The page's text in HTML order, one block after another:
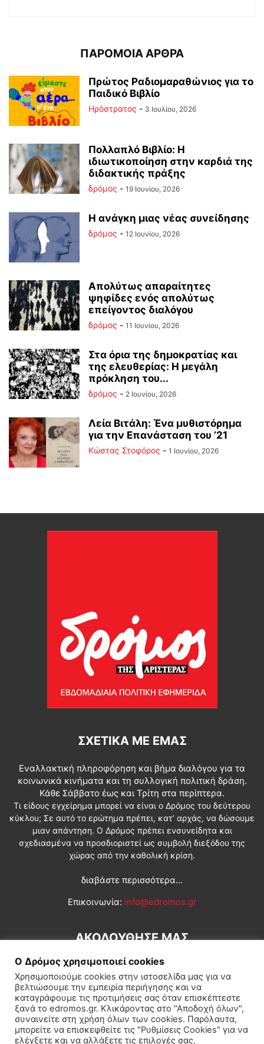
ΠΑΡΟΜΟΙΑ ΑΡΘΡΑ
Πρώτος Ραδιομαραθώνιος για το
Παιδικό Βιβλίο
Ηρόστρατος - 3 Ιουλίου, 2026
Πολλαπλό Βιβλίο: Η
ιδιωτικοποίηση στην καρδιά της
διδακτικής πράξης
δρόμος - 19 Ιουνίου, 2026
Η ανάγκη μιας νέας συνείδησης
δρόμος - 12 Ιουνίου, 2026
Απολύτως απαραίτητες
ψηφίδες ενός απολύτως
επείγοντος διαλόγου
δρόμος - 11 Ιουνίου, 2026
Στα όρια της δημοκρατίας και
της ελευθερίας: Η μεγάλη
πρόκληση του...
δρόμος - 2 Ιουνίου, 2026
Λεία Βιτάλη: Ένα μυθιστόρημα
για την Επανάσταση του ’21
Κώστας Στοφόρος - 1 Ιουνίου, 2026
ΣΧΕΤΙΚΆ ΜΕ ΕΜΆΣ
Εναλλακτική πληροφόρηση και βήμα διαλόγου για τα
κοινωνικά κινήματα και τη συλλογική πολιτική δράση.
Κάθε Σάββατο έως και Τρίτη στα περίπτερα.
Τι είδους εγχείρημα μπορεί να είναι ο Δρόμος του δεύτερου
κύκλου; Σε αυτό το ερώτημα πρέπει, κατ’ αρχάς, να δώσουμε
μιαν απάντηση. Ο Δρόμος πρέπει ενσυνείδητα και
σχεδιασμένα να προσδιοριστεί ως συμβολή διεξόδου της
χώρας από την καθολική κρίση.
διαβάστε περισσότερα...
Επικοινωνία: info@edromos.gr
ΑΚΟΛΟΥΘΗΣΕ ΜΑΣ
Εγγραφή συνδρομητή Πολιτική Διεθνή Κοινωνία
Ο Δρόμος χρησιμοποιεί cookies
Χρησιμοποιούμε cookies στην ιστοσελίδα μας για να
βελτιώσουμε την εμπειρία περιήγησης και να
καταγράφουμε τις προτιμήσεις σας όταν επισκέπτεστε
ξανά το edromos.gr. Κλικάροντας στο "Αποδοχή όλων",
συναινείτε στη χρήση όλων των cookies. Παρόλαυτα,
μπορείτε να επισκεφθείτε τις "Ρυθμίσεις Cookies" για να
ελέγξετε και να αλλάξετε τις επιλογές σας.